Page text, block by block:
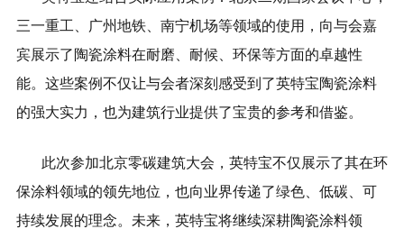
三一重工、广州地铁、南宁机场等领域的使用，向与会嘉
宾展示了陶瓷涂料在耐磨、耐候、环保等方面的卓越性
能。这些案例不仅让与会者深刻感受到了英特宝陶瓷涂料
的强大实力，也为建筑行业提供了宝贵的参考和借鉴。
此次参加北京零碳建筑大会，英特宝不仅展示了其在环
保涂料领域的领先地位，也向业界传递了绿色、低碳、可
持续发展的理念。未来，英特宝将继续深耕陶瓷涂料领